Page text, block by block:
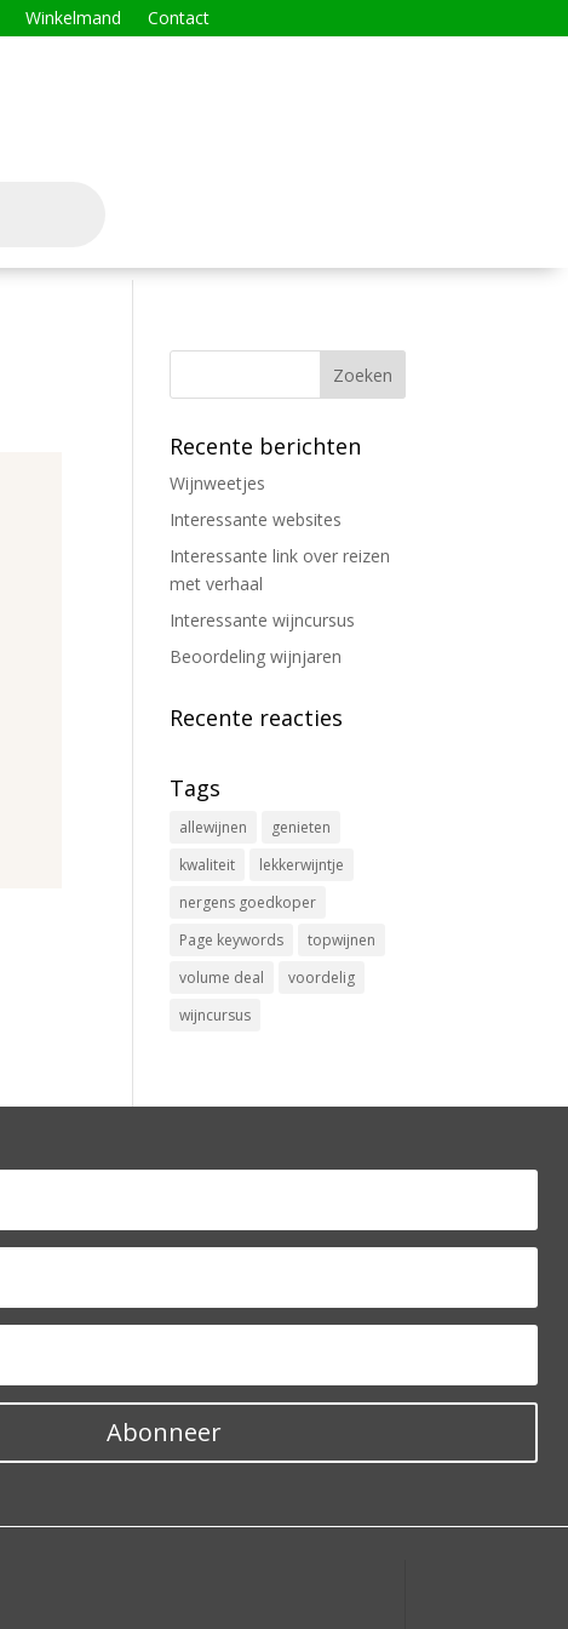
Winkelmand Contact
Recente berichten
Wijnweetjes
Interessante websites
Interessante link over reizen
met verhaal
Interessante wijncursus
Beoordeling wijnjaren
Recente reacties
Tags
allewijnen
genieten
kwaliteit
lekkerwijntje
nergens goedkoper
Page keywords
topwijnen
volume deal
voordelig
wijncursus
Abonneer